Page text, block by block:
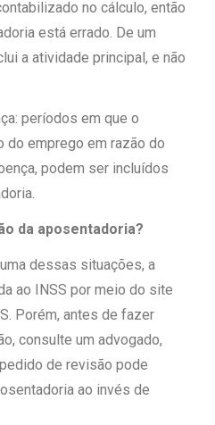
no cálculo, então
está errado. De um
a atividade principal, e não
períodos em que o
do emprego em razão do
podem ser incluídos
da aposentadoria?
dessas situações, a
ao INSS por meio do site
Porém, antes de fazer
consulte um advogado,
de revisão pode
ao invés de